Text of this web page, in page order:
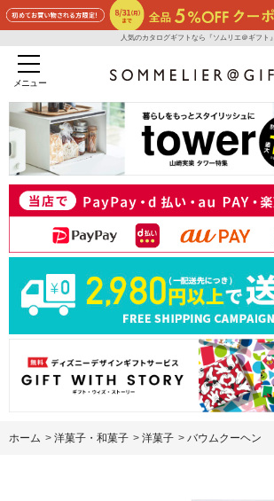
人気のカタログギフトなら『ソムリエ＠ギフト』
メニュー
ホーム > 洋菓子・和菓子 > 洋菓子 > バウムクーヘン